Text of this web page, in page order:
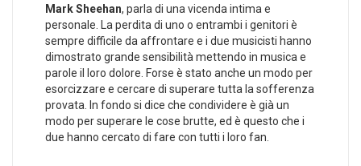
Mark Sheehan, parla di una vicenda intima e
personale. La perdita di uno o entrambi i genitori è
sempre difficile da affrontare e i due musicisti hanno
dimostrato grande sensibilità mettendo in musica e
parole il loro dolore. Forse è stato anche un modo per
esorcizzare e cercare di superare tutta la sofferenza
provata. In fondo si dice che condividere è già un
modo per superare le cose brutte, ed è questo che i
due hanno cercato di fare con tutti i loro fan.